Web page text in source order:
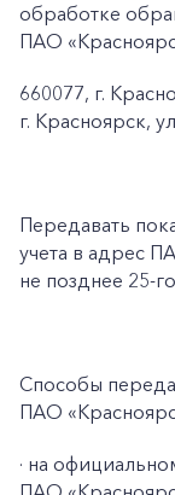
обработке
ПАО
660077, г.
г. Красноярск,
Передавать
учета в адрес
не позднее 25-
Способы
ПАО
· на